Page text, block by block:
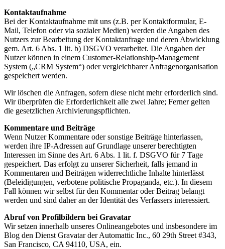
Kontaktaufnahme
Bei der Kontaktaufnahme mit uns (z.B. per Kontaktformular, E-
Mail, Telefon oder via sozialer Medien) werden die Angaben des
Nutzers zur Bearbeitung der Kontaktanfrage und deren Abwicklung
gem. Art. 6 Abs. 1 lit. b) DSGVO verarbeitet. Die Angaben der
Nutzer können in einem Customer-Relationship-Management
System („CRM System“) oder vergleichbarer Anfragenorganisation
gespeichert werden.
Wir löschen die Anfragen, sofern diese nicht mehr erforderlich sind.
Wir überprüfen die Erforderlichkeit alle zwei Jahre; Ferner gelten
die gesetzlichen Archivierungspflichten.
Kommentare und Beiträge
Wenn Nutzer Kommentare oder sonstige Beiträge hinterlassen,
werden ihre IP-Adressen auf Grundlage unserer berechtigten
Interessen im Sinne des Art. 6 Abs. 1 lit. f. DSGVO für 7 Tage
gespeichert. Das erfolgt zu unserer Sicherheit, falls jemand in
Kommentaren und Beiträgen widerrechtliche Inhalte hinterlässt
(Beleidigungen, verbotene politische Propaganda, etc.). In diesem
Fall können wir selbst für den Kommentar oder Beitrag belangt
werden und sind daher an der Identität des Verfassers interessiert.
Abruf von Profilbildern bei Gravatar
Wir setzen innerhalb unseres Onlineangebotes und insbesondere im
Blog den Dienst Gravatar der Automattic Inc., 60 29th Street #343,
San Francisco, CA 94110, USA, ein.